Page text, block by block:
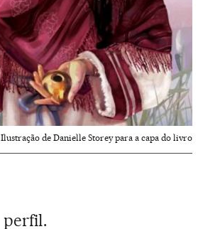
Ilustração de Danielle Storey para a capa do livro
perfil.